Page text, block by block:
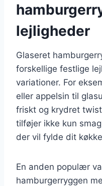
lejligheder
Glaseret
forskellige festlige
variationer. For
eller appelsin til
friskt og krydret
tilføjer ikke kun
der vil fylde dit
En anden populær
hamburgerryggen